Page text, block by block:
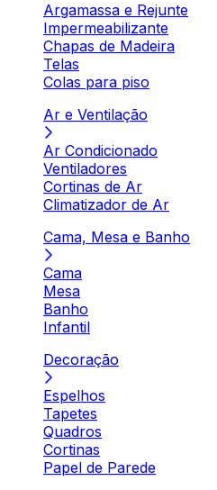
Argamassa e Rejunte
Impermeabilizante
Chapas de Madeira
Telas
Colas para piso
Ar e Ventilação
Ar Condicionado
Ventiladores
Cortinas de Ar
Climatizador de Ar
Cama, Mesa e Banho
Cama
Mesa
Banho
Infantil
Decoração
Espelhos
Tapetes
Quadros
Cortinas
Papel de Parede